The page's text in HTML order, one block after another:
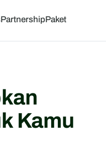
PartnershipPaket
Kamu